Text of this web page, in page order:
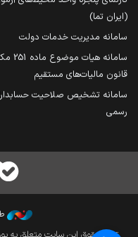
(ایران تما)
سامانه مدیریت خدمات دولت
سامانه هیات
قانون مالیات‌های مستقیم
سامانه تشخیص صلاحیت
رسمی